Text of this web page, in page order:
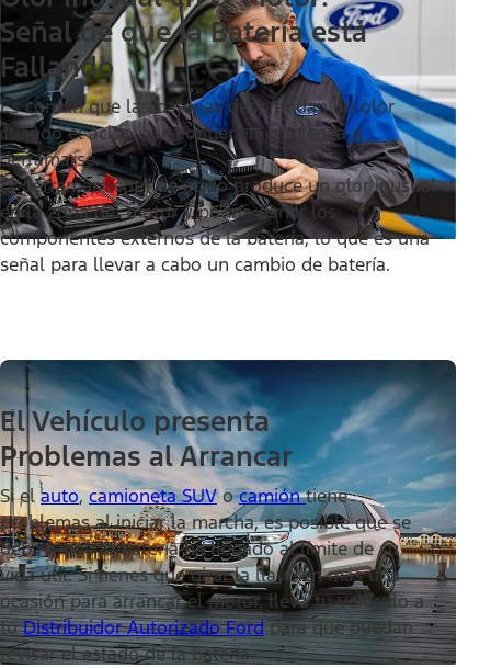
Señal de que la Batería está
Fallando
Es común que las baterías desprendan un olor
cuando el ácido que contienen comienza a
derramarse.
El derramamiento de ácido produce un olor inusual
en la zona del motor y podría dañar los
componentes externos de la batería, lo que es una
señal para llevar a cabo un cambio de batería.
El Vehículo presenta
Problemas al Arrancar
Si elauto,camioneta SUVocamióntiene
problemas al iniciar la marcha, es posible que se
deba a que la batería ha llegado al límite de su
vida útil. Si tienes que girar la llave en más una
ocasión para arrancar el motor, lleva tu vehículo a
tuDistribuidor Autorizado Fordpara que puedan
revisar el estado de la batería.